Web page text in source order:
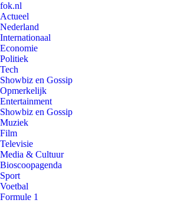
fok.nl
Actueel
Nederland
Internationaal
Economie
Politiek
Tech
Showbiz en Gossip
Opmerkelijk
Entertainment
Showbiz en Gossip
Muziek
Film
Televisie
Media & Cultuur
Bioscoopagenda
Sport
Voetbal
Formule 1